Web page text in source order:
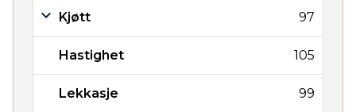
Kjøtt 97
Hastighet 105
Lekkasje 99